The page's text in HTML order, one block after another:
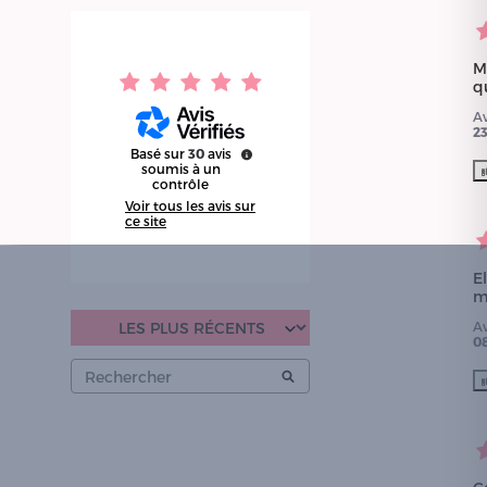
Basé sur 30 avis
soumis à un
contrôle
Voir tous les avis sur
ce site